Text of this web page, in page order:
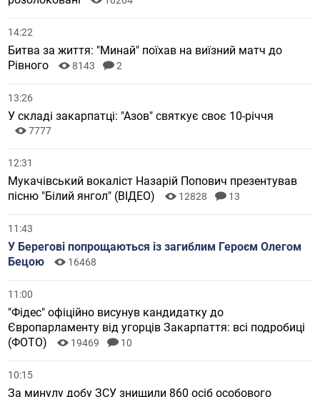
14:22
Битва за життя: "Минай" поїхав на виїзний матч до
Рівного
8143 2
13:26
У складі закарпатці: "Азов" святкує своє 10-річчя
7777
12:31
Мукачівський вокаліст Назарій Попович презентував
пісню "Білий янгол" (ВІДЕО)
12828 13
11:43
У Берегові попрощаються із загиблим Героєм Олегом
Бецою
16468
11:00
"Фідес" офіційно висунув кандидатку до
Європарламенту від угорців Закарпаття: всі подробиці
(ФОТО)
19469 10
10:15
За минулу добу ЗСУ знищили 860 осіб особового